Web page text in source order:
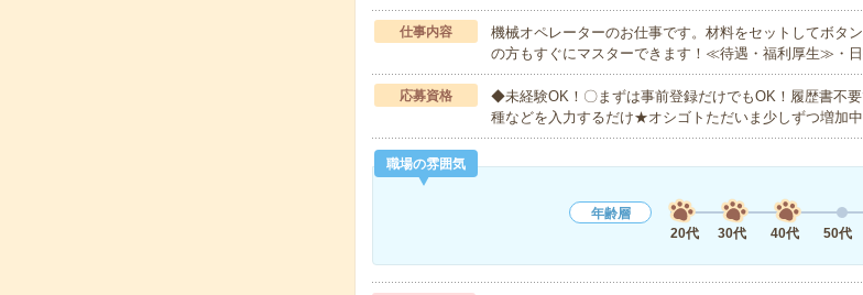
仕事内容
機械オペレーターのお仕事です。材料をセットしてボタ
の方もすぐにマスターできます！≪待遇・福利厚生≫・
応募資格
◆未経験OK！〇まずは事前登録だけでもOK！履歴書不
種などを入力するだけ★オシゴトただいま少しずつ増加
職場の雰囲気
年齢層
20代
30代 40代 50代